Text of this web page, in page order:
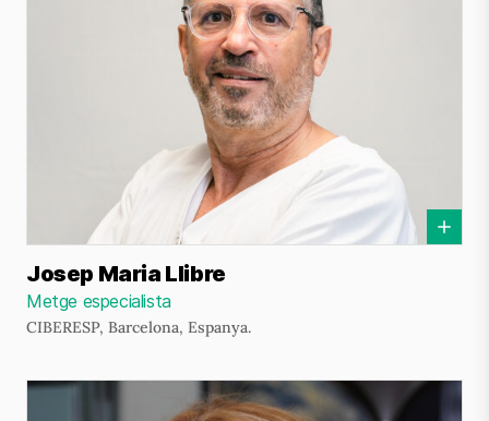
Josep Maria Llibre
Metge especialista
CIBERESP, Barcelona, Espanya.